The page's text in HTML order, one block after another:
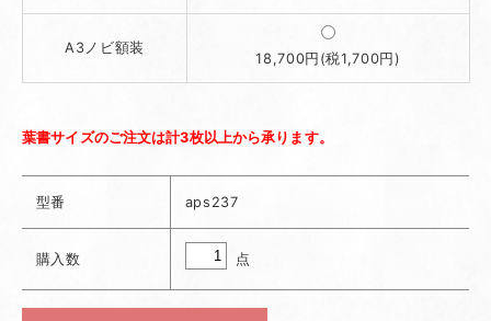
A3ノビ額装
18,700円(税1,700円)
葉書サイズのご注文は計3枚以上から承ります。
型番 aps237
購入数 点